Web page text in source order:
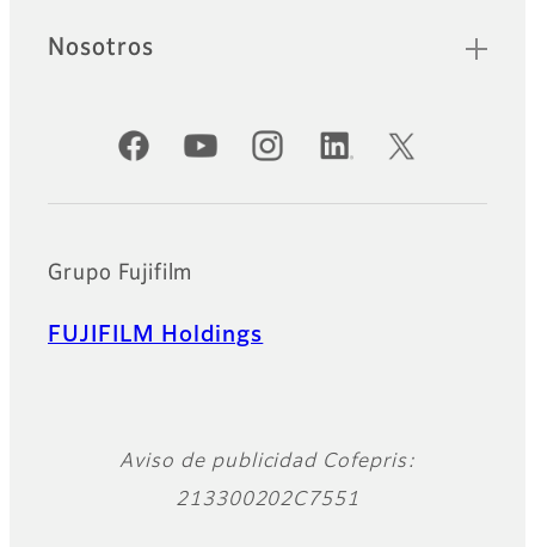
Nosotros
Cuentas oficiales de redes sociales
Grupo Fujifilm
FUJIFILM Holdings
Aviso de publicidad Cofepris:
213300202C7551